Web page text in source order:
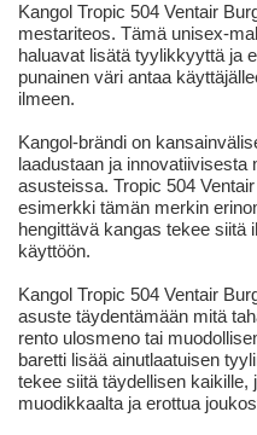
Kangol Tropic 504 Ventair
mestariteos. Tämä unisex-
haluavat lisätä tyylikkyyttä ja
punainen väri antaa
ilmeen.
Kangol-brändi on
laadustaan ja innovatiivisesta
asusteissa. Tropic 504
esimerkki tämän merkin
hengittävä kangas tekee siitä
käyttöön.
Kangol Tropic 504 Ventair
asuste täydentämään mitä
rento ulosmeno tai
baretti lisää ainutlaatuisen
tekee siitä täydellisen kaikille,
muodikkaalta ja erottua